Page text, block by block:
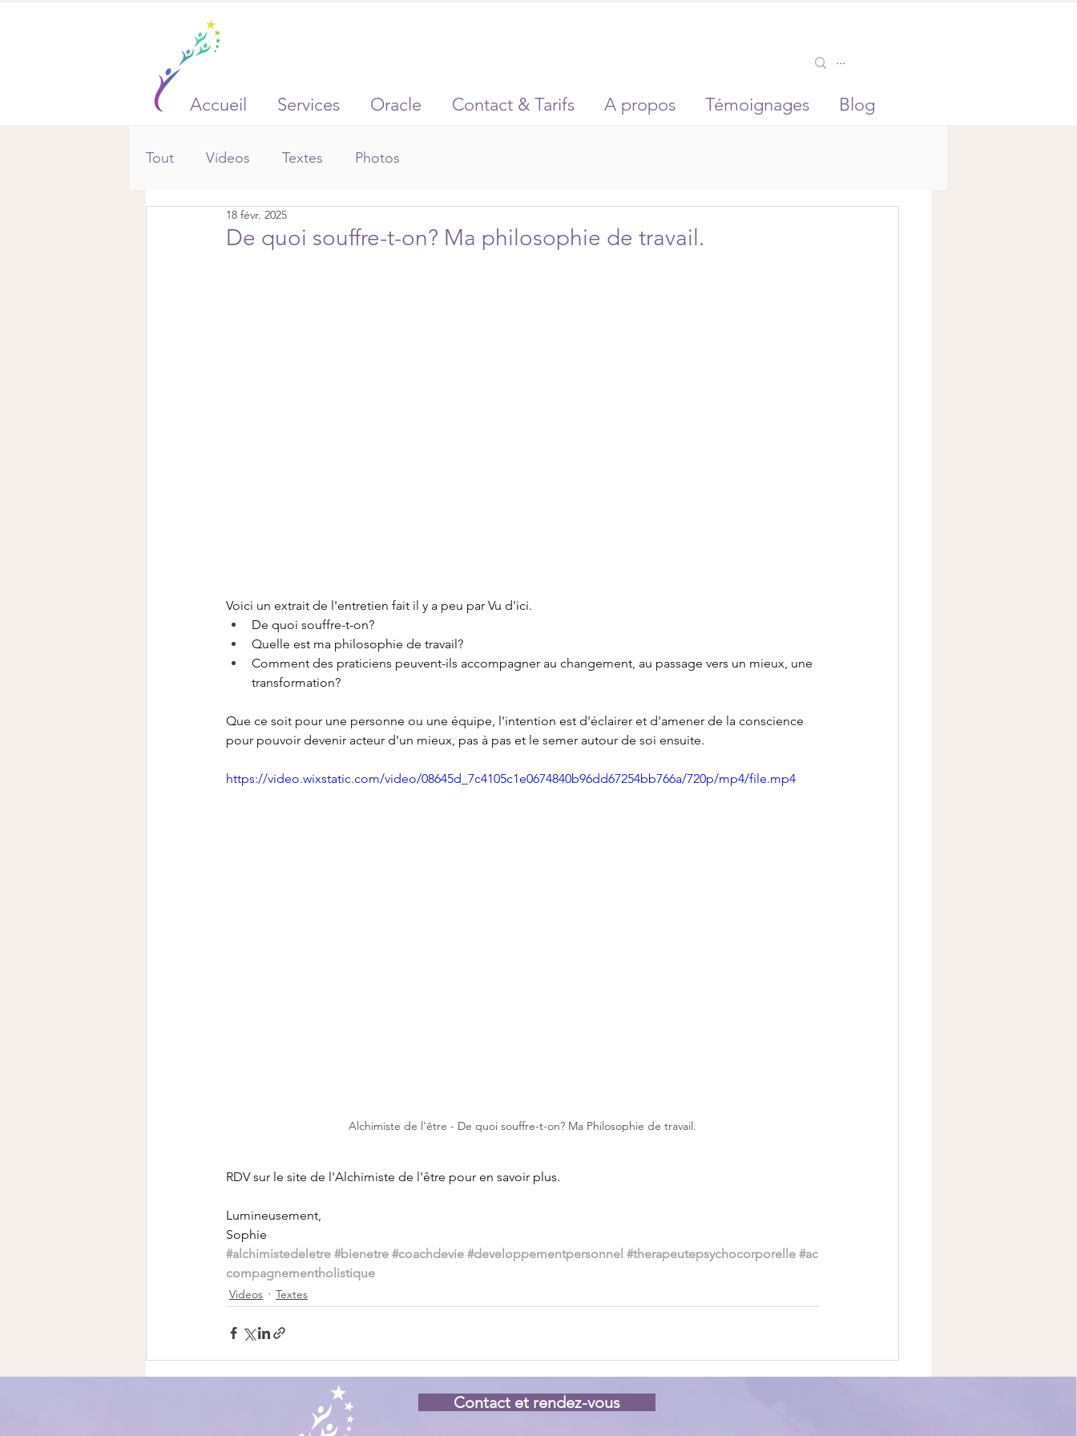
Accueil Services Oracle Contact & Tarifs A propos Témoignages Blog
Tout Videos Textes Photos
De quoi souffre-t-on? Ma philosophie de travail.
18 févr. 2025
Voici un extrait de l'entretien fait il y a peu par Vu d'ici.
De quoi souffre-t-on?
Quelle est ma philosophie de travail?
Comment des praticiens peuvent-ils accompagner au changement, au passage vers un mieux, une
transformation?
Que ce soit pour une personne ou une équipe, l'intention est d'éclairer et d'amener de la conscience
pour pouvoir devenir acteur d'un mieux, pas à pas et le semer autour de soi ensuite.
https://video.wixstatic.com/video/08645d_7c4105c1e0674840b96dd67254bb766a/720p/mp4/file.mp4
Alchimiste de l'être - De quoi souffre-t-on? Ma Philosophie de travail.
RDV sur le site de l'Alchimiste de l'être pour en savoir plus.
Lumineusement,
Sophie
#alchimistedeletre #bienetre #coachdevie #developpementpersonnel #therapeutepsychocorporelle #ac
compagnementholistique
Videos Textes
Contact et rendez-vous